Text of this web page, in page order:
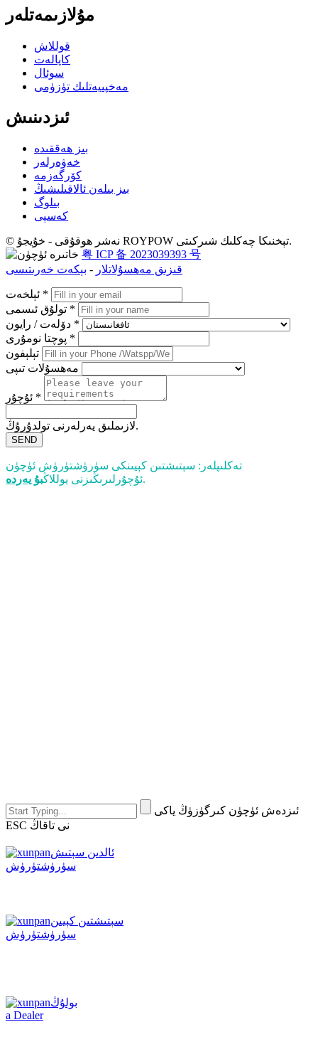
مۇلازىمەتلەر
قوللاش
كاپالەت
سوئال
مەخپىيەتلىك تۈزۈمى
ئىزدىنىش
بىز ھەققىدە
خەۋەرلەر
كۆرگەزمە
بىز بىلەن ئالاقىلىشىڭ
بىلوگ
كەسپى
© نەشر ھوقۇقى - خۇيجۇ ROYPOW تېخنىكا چەكلىك شىركىتى.
粤 ICP 备 2023039393 号
قىزىق مەھسۇلاتلار - بېكەت خەرىتىسى
ئېلخەت *
تولۇق ئىسمى *
دۆلەت / رايون *
پوچتا نومۇرى *
تېلېفون
مەھسۇلات تىپى
ئۇچۇر *
لازىملىق يەرلەرنى تولدۇرۇڭ.
SEND
تەكلىپلەر: سېتىشتىن كېيىنكى سۈرۈشتۈرۈش ئۈچۈن
ئۇچۇرلىرىڭىزنى يوللاڭبۇ يەردە .
ئىزدەش ئۈچۈن كىرگۈزۈڭ ياكى
ESC نى تاقاڭ
ئالدىن سېتىش
سۈرۈشتۈرۈش
سېتىشتىن كېيىن
سۈرۈشتۈرۈش
بولۇڭ
a Dealer